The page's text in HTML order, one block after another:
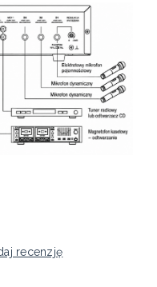
recenzję